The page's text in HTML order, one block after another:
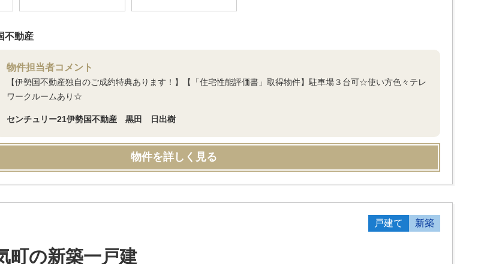
不動産
物件担当者コメント
【伊勢国不動産独自のご成約特典あります！】【「住宅性能評価書」取得物件】駐車場３台可☆使い方色々テレ
ワークルームあり☆
センチュリー21伊勢国不動産 黒田 日出樹
物件を詳しく見る
戸建て 新築
町の新築一戸建